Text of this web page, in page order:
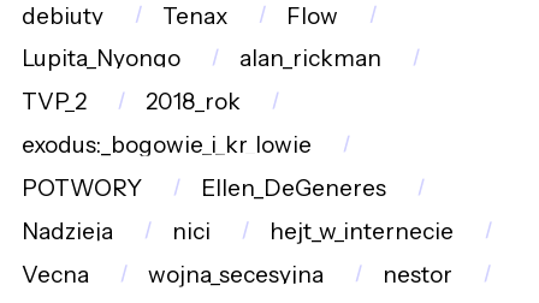
debiuty
Tenax
Flow
Lupita_Nyongo
alan_rickman
TVP_2
2018_rok
exodus:_bogowie_i_kr_lowie
POTWORY
Ellen_DeGeneres
Nadzieja
nici
hejt_w_internecie
Vecna
wojna_secesyjna
nestor